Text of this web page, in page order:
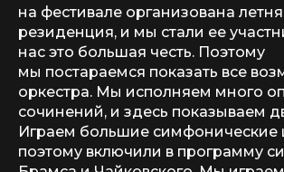
на фестивале организована
резиденция, и мы стали ее
нас это большая честь. Поэтому
мы постараемся показать все
оркестра. Мы исполняем много
сочинений, и здесь показываем
Играем большие симфонические
поэтому включили в программу